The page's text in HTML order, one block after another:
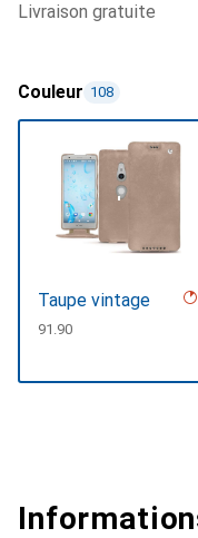
livraison gratuite
Couleur 108
Taupe vintage
CHF
91.90